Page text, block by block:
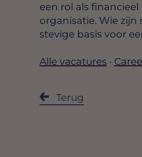
een rol als
organisatie. Wie
stevige basis voor
Alle vacatures ·
Terug